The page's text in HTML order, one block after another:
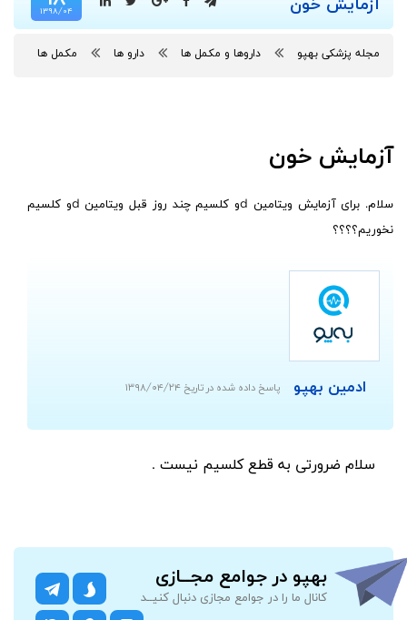
آزمایش خون ۱۳۹۸/۰۴
مجله پزشکی بهپو داروها و مکمل ها دارو ها مکمل ها
آزمایش خون
سلام. برای آزمایش ویتامین dو کلسیم چند روز قبل ویتامین dو کلسیم
نخوریم؟؟؟؟
ادمین بهپو پاسخ داده شده در تاریخ ۱۳۹۸/۰۴/۲۴
سلام ضرورتی به قطع کلسیم نیست .
بهپو در جوامع مجــازی
کانال ما را در جوامع مجازی دنبال کنیــد